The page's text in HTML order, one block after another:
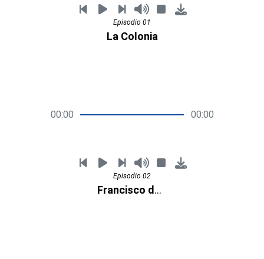
Episodio 01
La Colonia
00:00 00:00
Episodio 02
Francisco de Miranda